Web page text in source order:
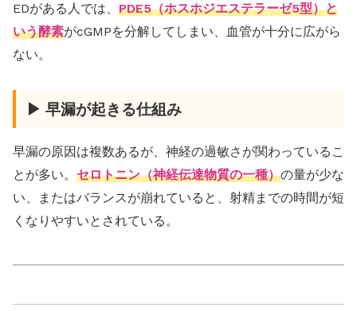
EDがある人では、 PDE5（ホスホジエステラーゼ5型）と
いう酵素がcGMPを分解してしまい、血管が十分に広がら
ない。
▶ 早漏が起きる仕組み
早漏の原因は複数あるが、神経の過敏さが関わっているこ
とが多い。 セロトニン（神経伝達物質の一種）の量が少な
い、またはバランスが崩れていると、射精までの時間が短
くなりやすいとされている。